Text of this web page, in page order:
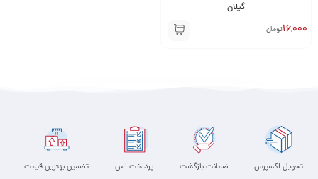
گیلان
16,000تومان
تحویل اکسپرس ضمانت بازگشت پرداخت امن تضمین بهترین قیمت